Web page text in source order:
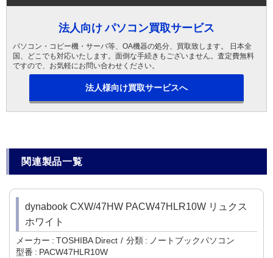
法人向け パソコン買取サービス
パソコン・コピー機・サーバ等、OA機器の処分、買取致します。 日本全
国、どこでも対応いたします。面倒な手続きもございません。査定費無料
ですので、お気軽にお問い合わせください。
法人様向け買取サービスへ
関連製品一覧
dynabook CXW/47HW PACW47HLR10W リュクス
ホワイト
メーカー TOSHIBA Direct 分類
ノートブックパソコン
型番
PACW47HLR10W